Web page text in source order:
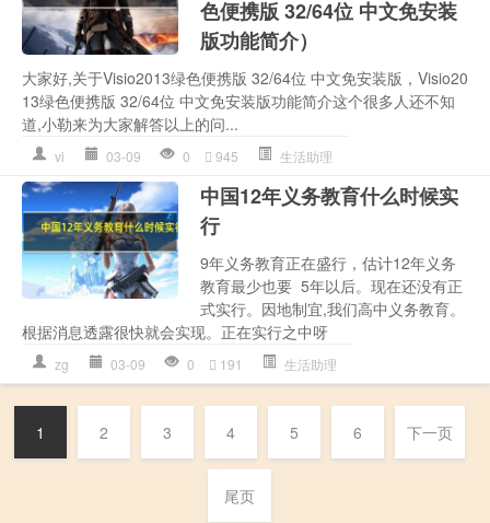
色便携版 32/64位 中文免安装
版功能简介）
大家好,关于Visio2013绿色便携版 32/64位 中文免安装版，Visio20
13绿色便携版 32/64位 中文免安装版功能简介这个很多人还不知
道,小勒来为大家解答以上的问...
vi 03-09 0 945 生活助理
中国12年义务教育什么时候实
行
9年义务教育正在盛行，估计12年义务
教育最少也要 5年以后。现在还没有正
式实行。因地制宜,我们高中义务教育。
根据消息透露很快就会实现。正在实行之中呀
zg 03-09 0 191 生活助理
1 2 3 4 5 6 下一页
尾页